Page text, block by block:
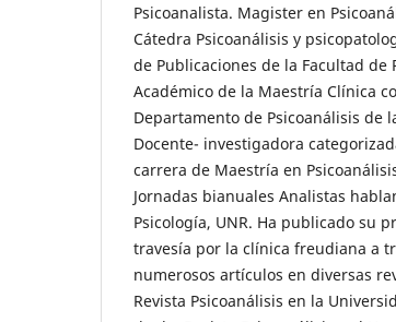
Psicoanalista. Magister en
Cátedra Psicoanálisis y
de Publicaciones de la Facultad
Académico de la Maestría Clínica
Departamento de Psicoanálisis de
Docente- investigadora
carrera de Maestría en
Jornadas bianuales Analistas
Psicología, UNR. Ha publicado su
travesía por la clínica freudiana a
numerosos artículos en diversas
Revista Psicoanálisis en la